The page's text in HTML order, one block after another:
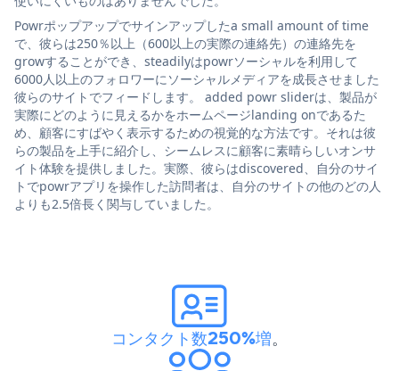
Powrポップアップでサインアップしたa small amount of time
で、彼らは250％以上（600以上の実際の連絡先）の連絡先を
growすることができ、steadilyはpowrソーシャルを利用して
6000人以上のフォロワーにソーシャルメディアを成長させました
彼らのサイトでフィードします。 added powr sliderは、製品が
実際にどのように見えるかをホームページlanding onであるた
め、顧客にすばやく表示するための視覚的な方法です。それは彼
らの製品を上手に紹介し、シームレスに顧客に素晴らしいオンサ
イト体験を提供しました。実際、彼らはdiscovered、自分のサイ
トでpowrアプリを操作した訪問者は、自分のサイトの他のどの人
よりも2.5倍長く関与していました。
コンタクト数250%増。